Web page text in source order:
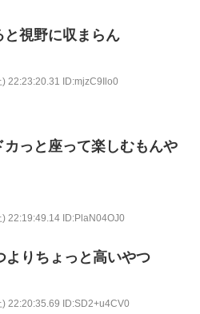
視野に収まらん
22:23:20.31 ID:mjzC9Ilo0
っと座って楽しむもんや
22:19:49.14 ID:PlaN04OJ0
よりちょっと高いやつ
22:20:35.69 ID:SD2+u4CV0